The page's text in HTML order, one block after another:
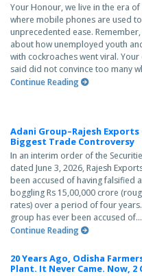
Your Honour, we live in the era
where mobile phones are used
unprecedented ease.
about how unemployed youth
with cockroaches went viral.
said did not convince too many
Continue Reading
Adani Group–Rajesh
Biggest Trade Controversy
In an interim order of the
dated June 3, 2026, Rajesh
been accused of having falsified
boggling Rs 15,00,000 crore
rates) over a period of four
group has ever been accused of...
Continue Reading
20 Years Ago, Odisha
Plant. It Never Came. Now,